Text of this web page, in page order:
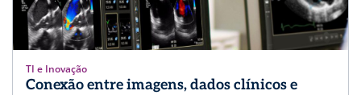
TI e Inovação
Conexão entre imagens, dados clínicos e